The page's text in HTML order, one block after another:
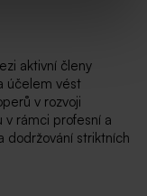
aktivní členy
účelem vést
v rozvoji
v rámci profesní a
dodržování striktních